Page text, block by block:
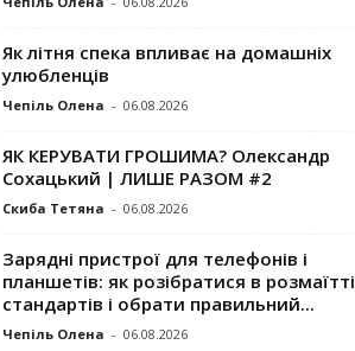
Як літня спека впливає на домашніх
улюбленців
Чепіль Олена - 06.08.2026
ЯК КЕРУВАТИ ГРОШИМА? Олександр
Сохацький | ЛИШЕ РАЗОМ #2
Скиба Тетяна - 06.08.2026
Зарядні пристрої для телефонів і
планшетів: як розібратися в розмаїтті
стандартів і обрати правильний...
Чепіль Олена - 06.08.2026